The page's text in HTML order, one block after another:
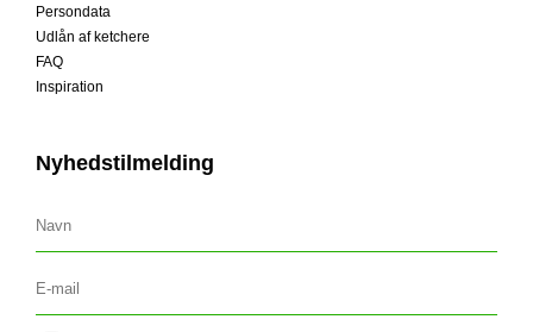
Persondata
Udlån af ketchere
FAQ
Inspiration
Nyhedstilmelding